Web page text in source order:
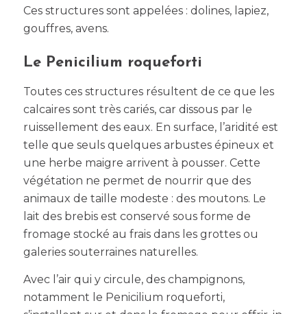
Ces structures sont appelées : dolines, lapiez,
gouffres, avens.
Le Penicilium roqueforti
Toutes ces structures résultent de ce que les
calcaires sont très cariés, car dissous par le
ruissellement des eaux. En surface, l’aridité est
telle que seuls quelques arbustes épineux et
une herbe maigre arrivent à pousser. Cette
végétation ne permet de nourrir que des
animaux de taille modeste : des moutons. Le
lait des brebis est conservé sous forme de
fromage stocké au frais dans les grottes ou
galeries souterraines naturelles.
Avec l’air qui y circule, des champignons,
notamment le Penicilium roqueforti,